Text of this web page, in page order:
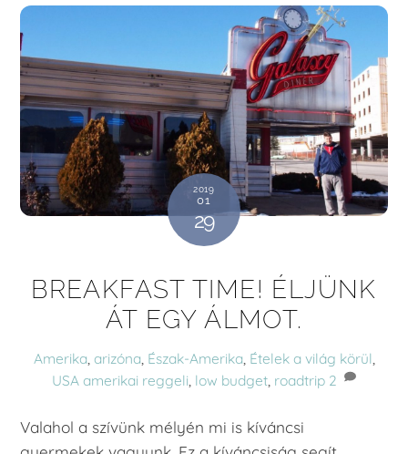
2019
01
29
BREAKFAST TIME! ÉLJÜNK
ÁT EGY ÁLMOT.
Amerika, arizóna, Észak-Amerika, Ételek a világ körül
USA amerikai reggeli low budget roadtrip 2
Valahol a szívünk mélyén mi is kíváncsi